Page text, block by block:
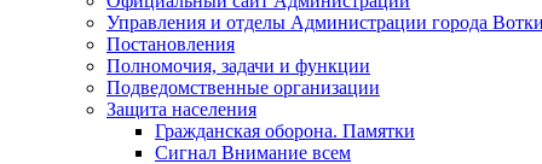
Управления и отделы Администрации города
Постановления
Полномочия, задачи и функции
Подведомственные организации
Защита населения
Гражданская оборона. Памятки
Сигнал Внимание всем